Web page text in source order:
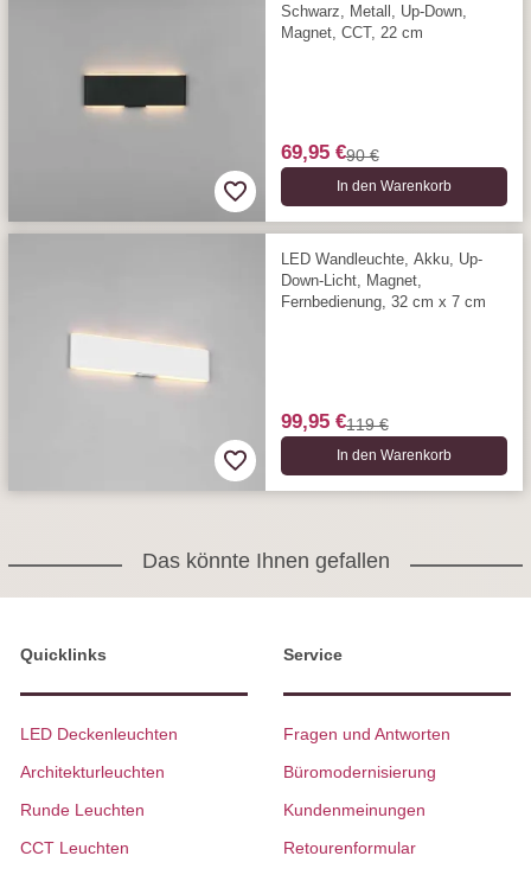
Schwarz, Metall, Up-Down,
Magnet, CCT, 22 cm
69,95 €90 €
In den Warenkorb
LED Wandleuchte, Akku, Up-
Down-Licht, Magnet,
Fernbedienung, 32 cm x 7 cm
99,95 €119 €
In den Warenkorb
Das könnte Ihnen gefallen
Quicklinks
LED Deckenleuchten
Architekturleuchten
Runde Leuchten
CCT Leuchten
Service
Fragen und Antworten
Büromodernisierung
Kundenmeinungen
Retourenformular